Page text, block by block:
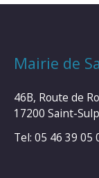
Mairie de
46B, Route de
17200 Saint-
Tel: 05 46 39 05